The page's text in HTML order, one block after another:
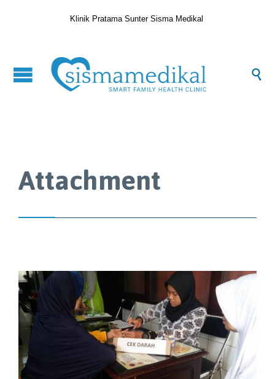
Klinik Pratama Sunter Sisma Medikal

Attachment